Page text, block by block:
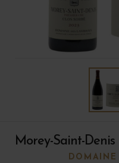
Morey-Saint-
DOMAINE